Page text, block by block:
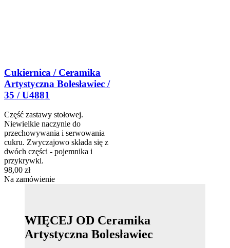
Cukiernica / Ceramika
Artystyczna Bolesławiec /
35 / U4881
Część zastawy stołowej.
Niewielkie naczynie do
przechowywania i serwowania
cukru. Zwyczajowo składa się z
dwóch części - pojemnika i
przykrywki.
98,00 zł
Na zamówienie
WIĘCEJ OD Ceramika
Artystyczna Bolesławiec